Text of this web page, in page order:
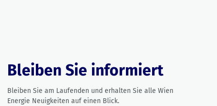
Bleiben Sie informiert
Bleiben Sie am Laufenden und erhalten Sie alle Wien
Energie Neuigkeiten auf einen Blick.